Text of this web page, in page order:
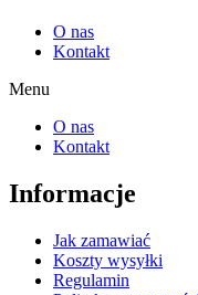
O nas
Kontakt
Menu
O nas
Kontakt
Informacje
Jak zamawiać
Koszty wysyłki
Regulamin